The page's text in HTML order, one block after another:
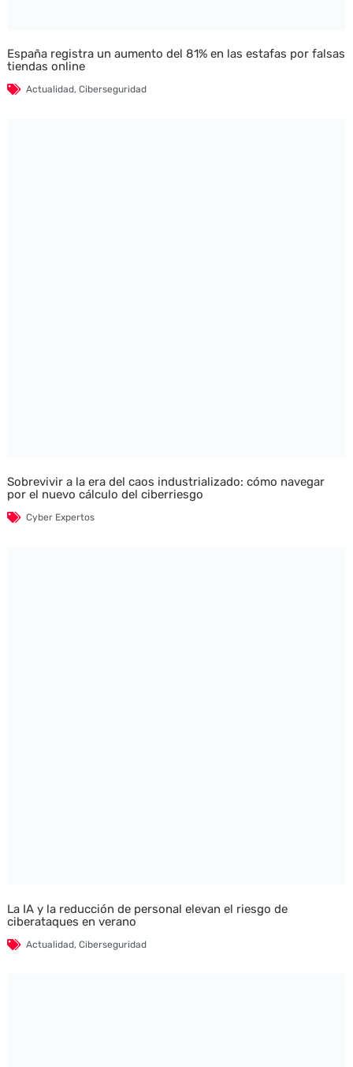
España registra un aumento del 81% en las estafas por falsas
tiendas online
Actualidad, Ciberseguridad
Sobrevivir a la era del caos industrializado: cómo navegar
por el nuevo cálculo del ciberriesgo
Cyber Expertos
La IA y la reducción de personal elevan el riesgo de
ciberataques en verano
Actualidad, Ciberseguridad